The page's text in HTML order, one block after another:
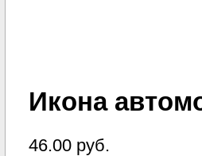
Икона
46.00 руб.